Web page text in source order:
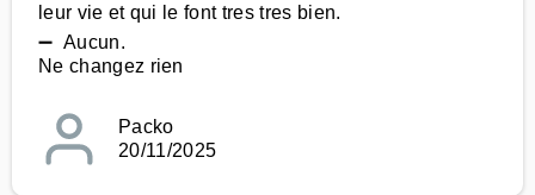
leur vie et qui le font tres tres bien.
➖ Aucun.
Ne changez rien
Packo
20/11/2025